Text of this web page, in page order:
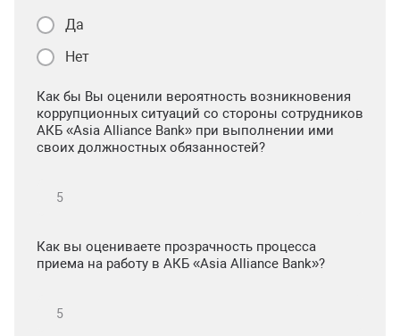
Да
Нет
Как бы Вы оценили вероятность возникновения
коррупционных ситуаций со стороны сотрудников
АКБ «Asia Alliance Bank» при выполнении ими
своих должностных обязанностей?
Как вы оцениваете прозрачность процесса
приема на работу в АКБ «Asia Alliance Bank»?